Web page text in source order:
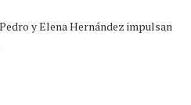
y Elena Hernández impulsan